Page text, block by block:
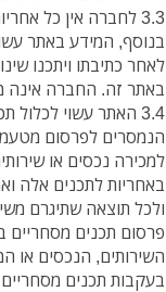
3.3 לחברה אין כל
בנוסף, המידע באתר
לאחר כתיבתו ויתכנו
באתר זה. החברה אינה
3.4 האתר עשוי
הנמסרים לפרסום
למכירה נכסים או
באחריות לתכנים אלה
ולכל תוצאה שתיגרם
פרסום תכנים מסחריים
השירותים, הנכסים או
בעקבות תכנים